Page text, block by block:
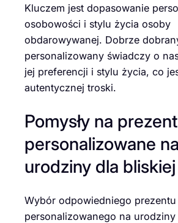
Kluczem jest dopasowanie
osobowości i stylu życia osoby
obdarowywanej. Dobrze
personalizowany świadczy o
jej preferencji i stylu życia, co
autentycznej troski.
Pomysły na
personalizowane na
urodziny dla
Wybór odpowiedniego prezentu
personalizowanego na urodziny